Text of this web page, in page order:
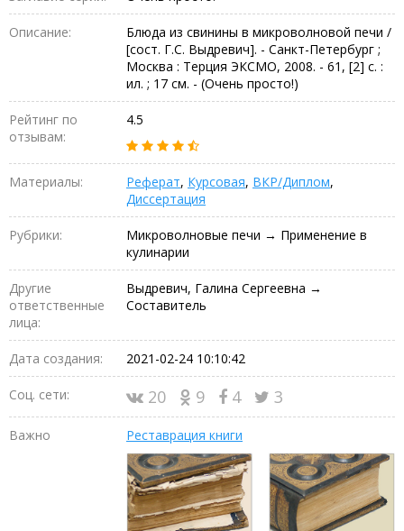
Описание:
Блюда из свинины в микроволновой печи /
[сост. Г.С. Выдревич]. - Санкт-Петербург ;
Москва : Терция ЭКСМО, 2008. - 61, [2] с. :
ил. ; 17 см. - (Очень просто!)
Рейтинг по
отзывам:
4.5
Материалы: Реферат, Курсовая, ВКР/Диплом,
Диссертация
Рубрики:
Микроволновые печи → Применение в
кулинарии
Другие
ответственные
лица:
Выдревич, Галина Сергеевна →
Составитель
Дата создания: 2021-02-24 10:10:42
Соц. сети: 20 9 4 3
Важно Реставрация книги